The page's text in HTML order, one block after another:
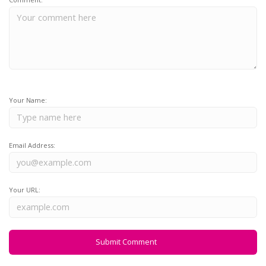
Your Name:
Email Address:
Your URL: